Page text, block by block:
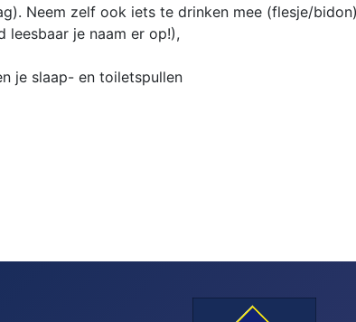
Neem zelf ook iets te drinken mee (flesje/
leesbaar je naam er op!),
je slaap- en toiletspullen